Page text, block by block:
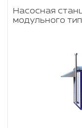
Насосная
модульного